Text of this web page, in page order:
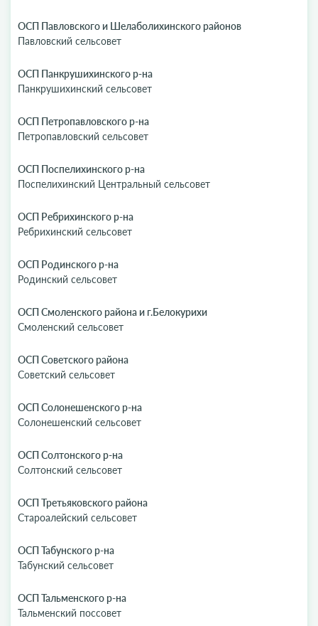
ОСП Павловского и Шелаболихинского районов
Павловский сельсовет
ОСП Панкрушихинского р-на
Панкрушихинский сельсовет
ОСП Петропавловского р-на
Петропавловский сельсовет
ОСП Поспелихинского р-на
Поспелихинский Центральный сельсовет
ОСП Ребрихинского р-на
Ребрихинский сельсовет
ОСП Родинского р-на
Родинский сельсовет
ОСП Смоленского района и г.Белокурихи
Смоленский сельсовет
ОСП Советского района
Советский сельсовет
ОСП Солонешенского р-на
Солонешенский сельсовет
ОСП Солтонского р-на
Солтонский сельсовет
ОСП Третьяковского района
Староалейский сельсовет
ОСП Табунского р-на
Табунский сельсовет
ОСП Тальменского р-на
Тальменский поссовет